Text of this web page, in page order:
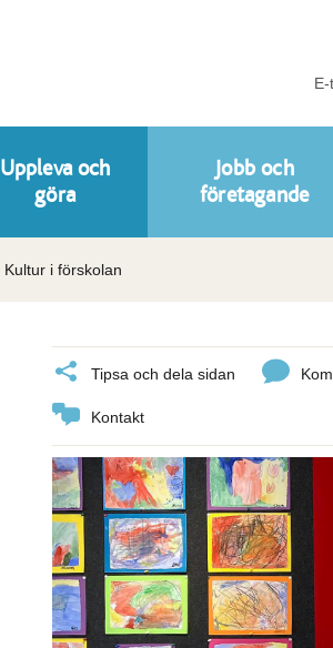
Uppleva och
göra
Jobb och
företagande
Kultur i förskolan
Tipsa och dela sidan
Kontakt